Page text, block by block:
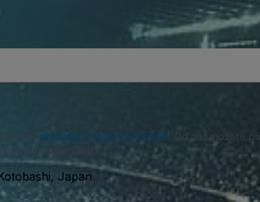
pravilnik o zaštiti privatnosti . Od nas možete
kojem trenutku.
Japan